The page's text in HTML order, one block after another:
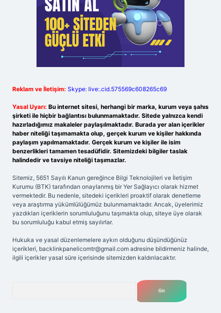
Reklam ve İletişim: Skype: live:.cid.575569c608265c69
Yasal Uyarı: Bu internet sitesi, herhangi bir marka, kurum veya şahıs
şirketi ile hiçbir bağlantısı bulunmamaktadır. Sitede yalnızca kendi
hazırladığımız makaleler paylaşılmaktadır. Burada yer alan içerikler
haber niteliği taşımamakta olup, gerçek kurum ve kişiler hakkında
paylaşım yapılmamaktadır. Gerçek kurum ve kişiler ile isim
benzerlikleri tamamen tesadüfidir. Sitemizdeki bilgiler taslak
halindedir ve tavsiye niteliği taşımazlar.
Sitemiz, 5651 Sayılı Kanun gereğince Bilgi Teknolojileri ve İletişim
Kurumu (BTK) tarafından onaylanmış bir Yer Sağlayıcı olarak hizmet
vermektedir. Bu nedenle, sitedeki içerikleri proaktif olarak denetleme
veya araştırma yükümlülüğümüz bulunmamaktadır. Ancak, üyelerimiz
yazdıkları içeriklerin sorumluluğunu taşımakta olup, siteye üye olarak
bu sorumluluğu kabul etmiş sayılırlar.
Hukuka ve yasal düzenlemelere aykırı olduğunu düşündüğünüz
içerikleri, backlinkpanelicomtr@gmail.com adresine bildirmeniz halinde,
ilgili içerikler yasal süre içerisinde sitemizden kaldırılacaktır.